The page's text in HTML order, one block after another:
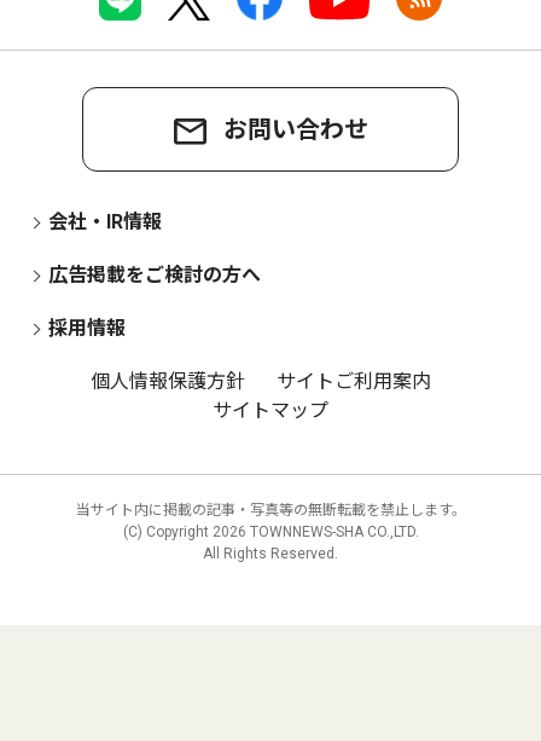
お問い合わせ
会社・IR情報
広告掲載をご検討の方へ
採用情報
個人情報保護方針
サイトご利用案内
サイトマップ
当サイト内に掲載の記事・写真等の無断転載を禁止します。
(C) Copyright 2026 TOWNNEWS-SHA CO.,LTD.
All Rights Reserved.